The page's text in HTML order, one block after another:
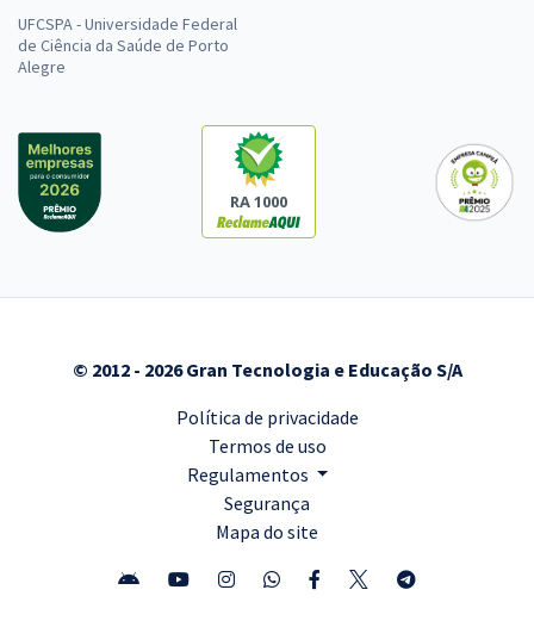
UFCSPA - Universidade Federal
de Ciência da Saúde de Porto
Alegre
RA 1000
© 2012 - 2026 Gran Tecnologia e Educação S/A
Política de privacidade
Termos de uso
Regulamentos
Segurança
Mapa do site